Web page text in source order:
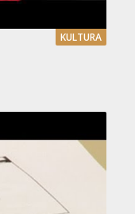
KULTURA